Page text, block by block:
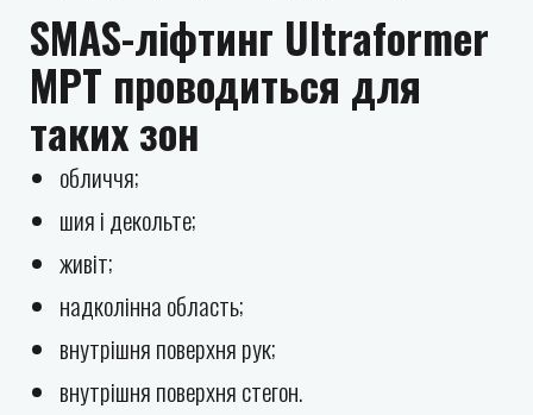
SMAS-ліфтинг Ultraformer
MPT проводиться для
таких зон
обличчя;
шия і декольте;
живіт;
надколінна область;
внутрішня поверхня рук;
внутрішня поверхня стегон.